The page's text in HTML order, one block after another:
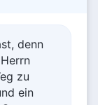
denn
zu
ein